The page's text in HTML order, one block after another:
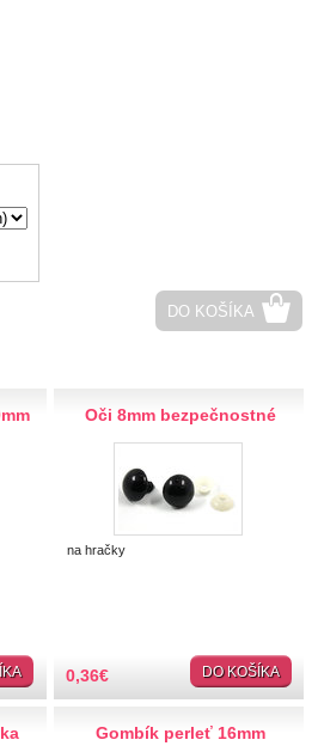
DO KOŠÍKA
Oči 8mm bezpečnostné
na hračky
0,36€ DO KOŠÍKA
Gombík perleť 16mm